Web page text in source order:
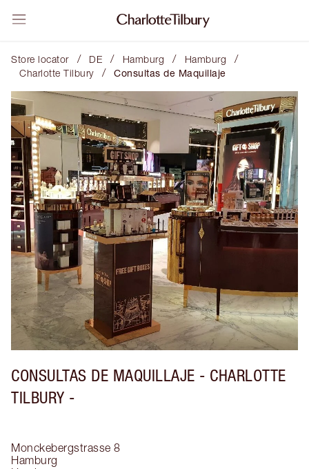
Store locator / DE / Hamburg / Hamburg /
Charlotte Tilbury / Consultas de Maquillaje
CONSULTAS DE MAQUILLAJE - CHARLOTTE
TILBURY -
Monckebergstrasse 8
Hamburg